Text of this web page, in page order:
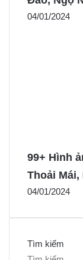
04/01/2024
99+ Hình
Thoải Mái,
04/01/2024
Tìm kiếm